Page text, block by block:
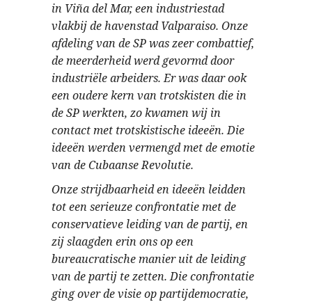
in Viña del Mar, een industriestad
vlakbij de havenstad Valparaiso. Onze
afdeling van de SP was zeer combattief,
de meerderheid werd gevormd door
industriële arbeiders. Er was daar ook
een oudere kern van trotskisten die in
de SP werkten, zo kwamen wij in
contact met trotskistische ideeën. Die
ideeën werden vermengd met de emotie
van de Cubaanse Revolutie.
Onze strijdbaarheid en ideeën leidden
tot een serieuze confrontatie met de
conservatieve leiding van de partij, en
zij slaagden erin ons op een
bureaucratische manier uit de leiding
van de partij te zetten. Die confrontatie
ging over de visie op partijdemocratie,